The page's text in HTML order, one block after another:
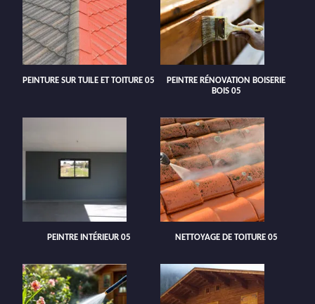
PEINTURE SUR TUILE ET TOITURE 05
PEINTRE RÉNOVATION BOISERIE
BOIS 05
PEINTRE INTÉRIEUR 05 NETTOYAGE DE TOITURE 05